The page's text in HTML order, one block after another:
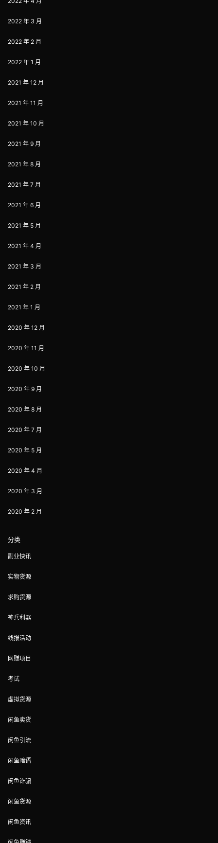
2022 年 3 月
2022 年 2 月
2022 年 1 月
2021 年 12 月
2021 年 11 月
2021 年 10 月
2021 年 9 月
2021 年 8 月
2021 年 7 月
2021 年 6 月
2021 年 5 月
2021 年 4 月
2021 年 3 月
2021 年 2 月
2021 年 1 月
2020 年 12 月
2020 年 11 月
2020 年 10 月
2020 年 9 月
2020 年 8 月
2020 年 7 月
2020 年 5 月
2020 年 4 月
2020 年 3 月
2020 年 2 月
分类
副业快讯
实物货源
求购货源
神兵利器
线报活动
网赚项目
考试
虚拟货源
闲鱼卖货
闲鱼引流
闲鱼暗语
闲鱼诈骗
闲鱼货源
闲鱼资讯